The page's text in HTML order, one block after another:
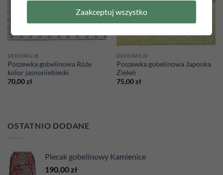
DEKORACJE
Poszewka gobelinowa Róże
kolor jasnoniebieski
70,00zł
DEKORACJE
Poszewka gobelinowa Japonka
Zieleń
75,00zł
OSTATNIO DODANE
Plecak gobelinowy Kamienice
190,00 zł
Zaakceptuj wszystko